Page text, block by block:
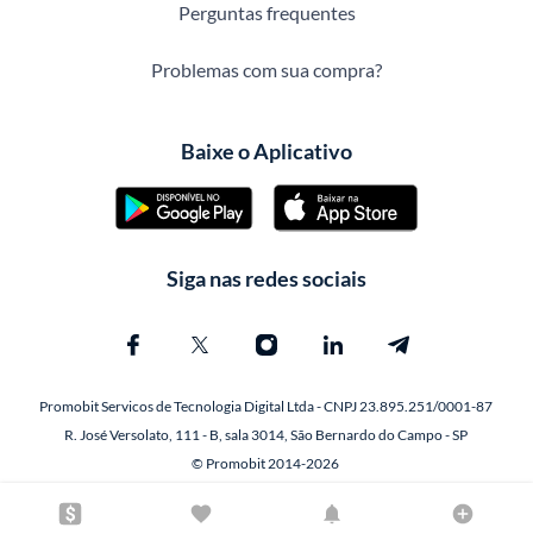
Perguntas frequentes
Problemas com sua compra?
Baixe o Aplicativo
Siga nas redes sociais
Promobit Servicos de Tecnologia Digital Ltda - CNPJ 23.895.251/0001-87
R. José Versolato, 111 - B, sala 3014, São Bernardo do Campo - SP
© Promobit 2014-2026